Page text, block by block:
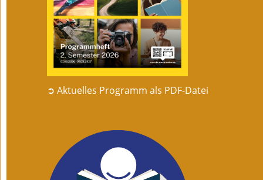
➲ Aktuelles Programm als PDF-Datei